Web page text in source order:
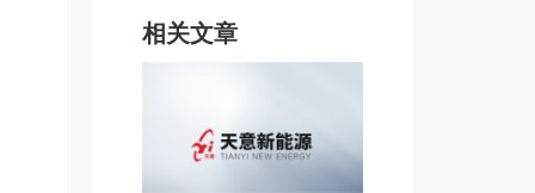
相关文章